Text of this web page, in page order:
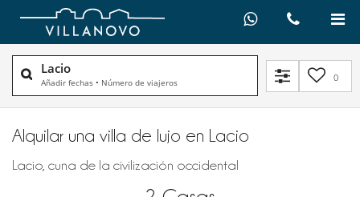
Lacio
Añadir fechas • Número de viajeros 0
Alquilar una villa de lujo en Lacio
Lacio, cuna de la civilización occidental